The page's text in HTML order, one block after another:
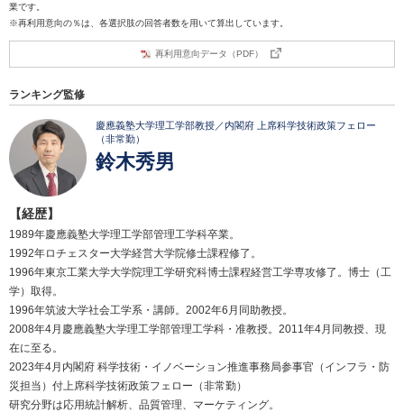
業です。
※再利用意向の％は、各選択肢の回答者数を用いて算出しています。
再利用意向データ（PDF）
ランキング監修
慶應義塾大学理工学部教授／内閣府 上席科学技術政策フェロー
（非常勤）
鈴木秀男
【経歴】
1989年慶應義塾大学理工学部管理工学科卒業。
1992年ロチェスター大学経営大学院修士課程修了。
1996年東京工業大学大学院理工学研究科博士課程経営工学専攻修了。博士（工
学）取得。
1996年筑波大学社会工学系・講師。2002年6月同助教授。
2008年4月慶應義塾大学理工学部管理工学科・准教授。2011年4月同教授、現
在に至る。
2023年4月内閣府 科学技術・イノベーション推進事務局参事官（インフラ・防
災担当）付上席科学技術政策フェロー（非常勤）
研究分野は応用統計解析、品質管理、マーケティング。